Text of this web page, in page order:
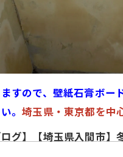
すので、壁紙石膏ボ
。埼玉県・東京都を中
ログ】【埼玉県入間市